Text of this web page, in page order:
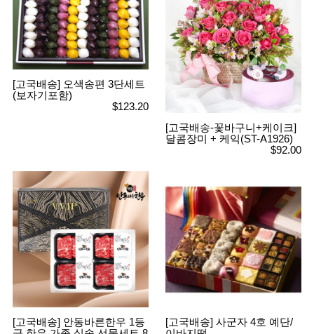
[고국배송] 오색송편 3단세트
(보자기포함)
$123.20
[고국배송-꽃바구니+케이크]
달콤장미 + 케익(ST-A1926)
$92.00
[고국배송] 안동바른한우 1등
[고국배송] 사군자 4호 예단/